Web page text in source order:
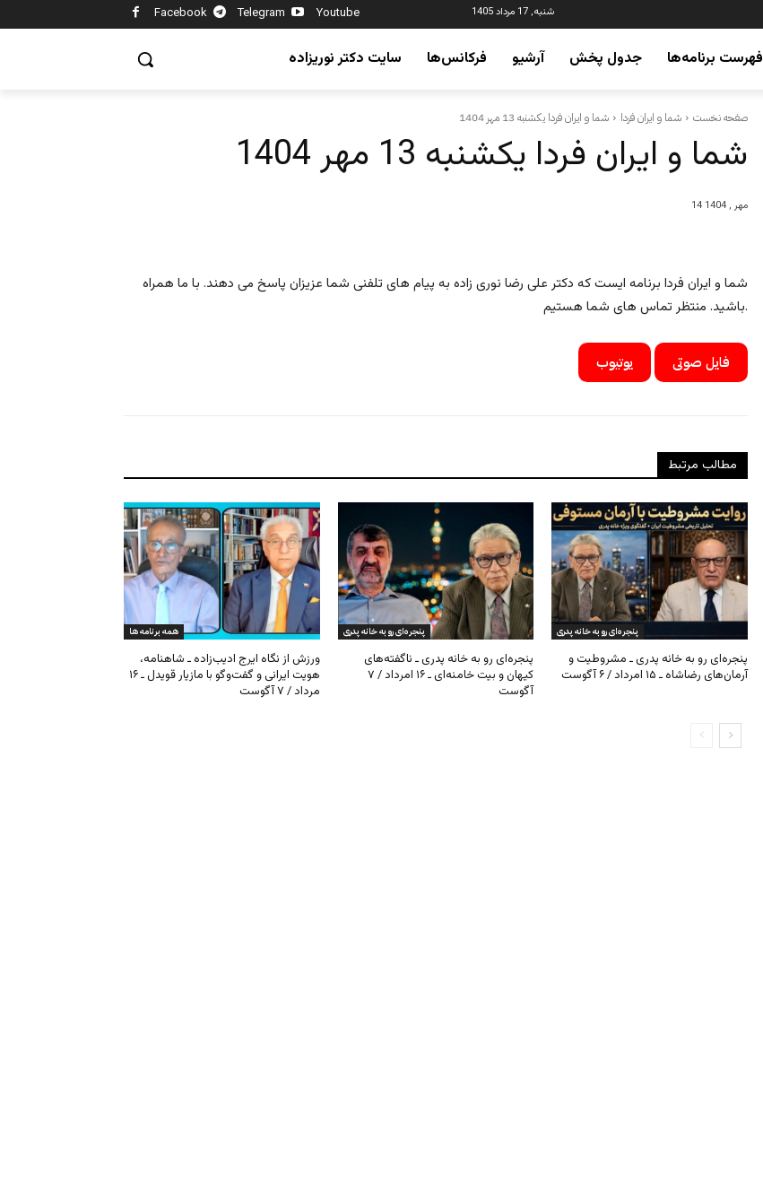
Facebook Telegram Youtube شنبه, 17 مرداد 1405
فهرست برنامه‌ها جدول پخش آرشیو فرکانس‌ها سایت دکتر نوریزاده
صفحه نخست شما و ایران فردا شما و ایران فردا یکشنبه 13 مهر 1404
شما و ایران فردا یکشنبه 13 مهر 1404
14 مهر , 1404
شما و ایران فردا برنامه ایست که دکتر علی رضا نوری زاده به پیام های تلفنی شما عزیزان پاسخ می دهند. با ما همراه
باشید. منتظر تماس های شما هستیم.
یوتیوب فایل صوتی
مطالب مرتبط
همه برنامه ها
ورزش از نگاه ایرج ادیب‌زاده ـ شاهنامه،
هویت ایرانی و گفت‌وگو با مازیار قویدل ـ ۱۶
مرداد / ۷ آگوست
پنجره‌ای رو به خانه پدری
پنجره‌ای رو به خانه پدری ـ ناگفته‌های
کیهان و بیت خامنه‌ای ـ ۱۶ امرداد / ۷
آگوست
پنجره‌ای رو به خانه پدری
پنجره‌ای رو به خانه پدری ـ مشروطیت و
آرمان‌های رضاشاه ـ ۱۵ امرداد / ۶ آگوست